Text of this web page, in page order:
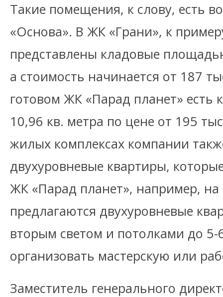
Такие помещения, к слову, есть
«Основа». В ЖК «Грани», к
представлены кладовые
а стоимость начинается от 187
готовом ЖК «Парад планет» есть
10,96 кв. метра по цене от 195
жилых комплексах компании
двухуровневые квартиры,
ЖК «Парад планет», например,
предлагаются двухуровневые
вторым светом и потолками до 5-
организовать мастерскую или
Заместитель генерального